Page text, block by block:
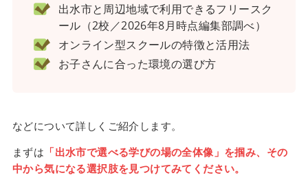
出水市と周辺地域で利用できるフリースク
ール（2校／2026年8月時点編集部調べ）
オンライン型スクールの特徴と活用法
お子さんに合った環境の選び方
などについて詳しくご紹介します。
まずは 「出水市で選べる学びの場の全体像」を掴み、その
中から気になる選択肢を見つけてみてください。